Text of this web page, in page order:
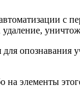
с
удаление,
опознавания
на элементы